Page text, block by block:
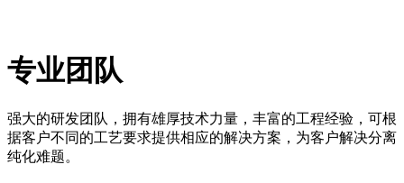
专业团队
强大的研发团队，拥有雄厚技术力量，丰富的工程经验，可根
据客户不同的工艺要求提供相应的解决方案，为客户解决分离
纯化难题。